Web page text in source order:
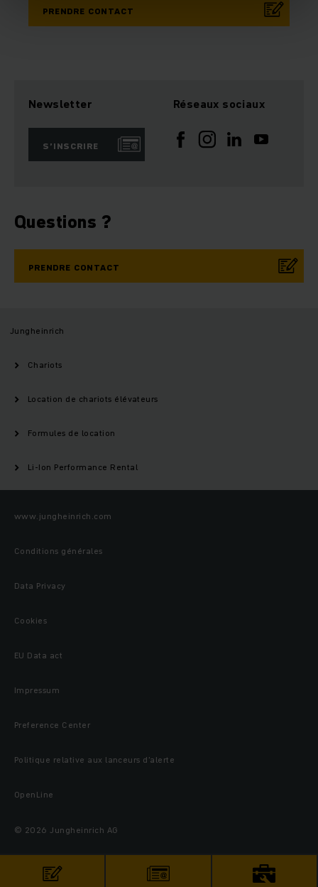
PRENDRE CONTACT
Newsletter
S’INSCRIRE
Réseaux sociaux
Questions ?
PRENDRE CONTACT
Jungheinrich
Chariots
Location de chariots élévateurs
Formules de location
Li-Ion Performance Rental
www.jungheinrich.com
Conditions générales
Data Privacy
Cookies
EU Data act
Impressum
Preference Center
Politique relative aux lanceurs d’alerte
OpenLine
© 2026 Jungheinrich AG